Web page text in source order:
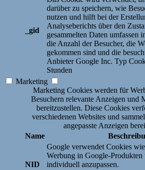
_gid
darüber zu speichern, wie
nutzen und hilft bei der
Analyseberichts über den
gesammelten Daten umfassen
die Anzahl der Besucher, die
gekommen sind und die
Anbieter Google Inc. Typ
Stunden
Marketing
Marketing Cookies werden für
Besuchern relevante Anzeigen und
bereitzustellen. Diese Cookies
verschiedenen Websites und
angepasste Anzeigen
Name
NID
Google verwendet Cookies
Werbung in Google-
individuell anzupassen.